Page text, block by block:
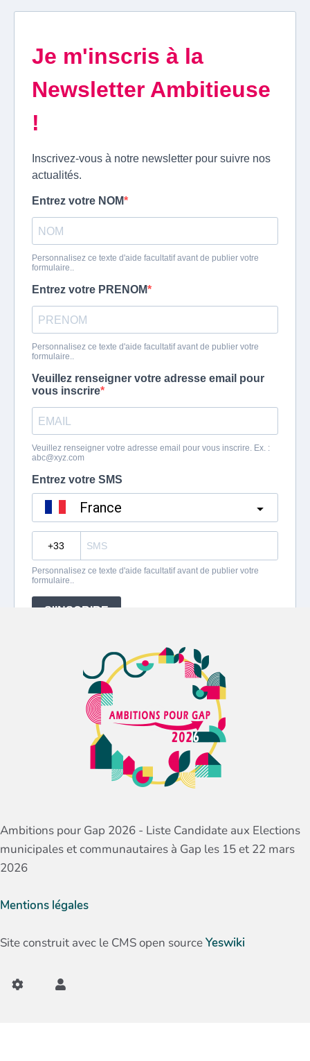
Ambitions pour Gap 2026 - Liste Candidate aux Elections
municipales et communautaires à Gap les 15 et 22 mars
2026
Mentions légales
Site construit avec le CMS open sourceYeswiki